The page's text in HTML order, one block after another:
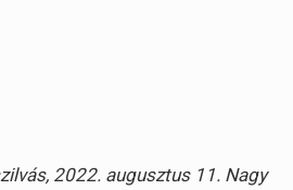
2022. augusztus 11. Nagy